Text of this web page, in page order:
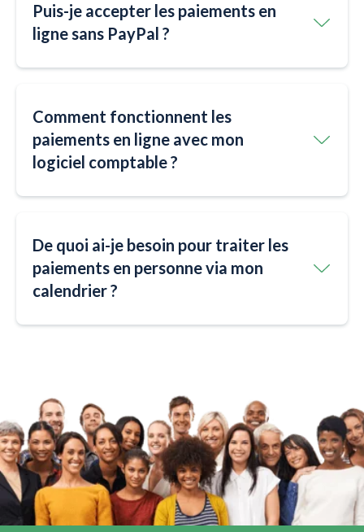
Puis-je accepter les paiements en
ligne sans PayPal ?
Comment fonctionnent les
paiements en ligne avec mon
logiciel comptable ?
De quoi ai-je besoin pour traiter les
paiements en personne via mon
calendrier ?